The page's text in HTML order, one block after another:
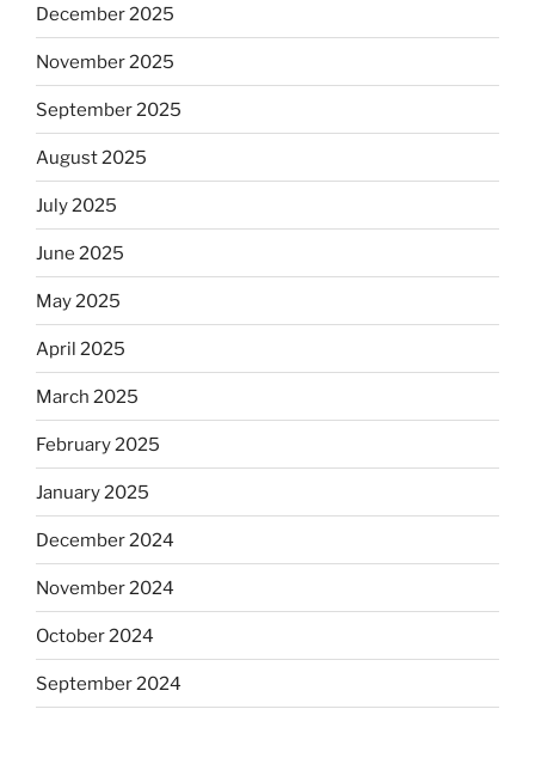
December 2025
November 2025
September 2025
August 2025
July 2025
June 2025
May 2025
April 2025
March 2025
February 2025
January 2025
December 2024
November 2024
October 2024
September 2024